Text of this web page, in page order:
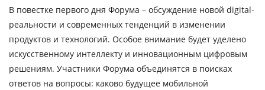
В повестке первого дня Форума – обсуждение новой digital-
реальности и современных тенденций в изменении
продуктов и технологий. Особое внимание будет уделено
искусственному интеллекту и инновационным цифровым
решениям. Участники Форума объединятся в поисках
ответов на вопросы: каково будущее мобильной